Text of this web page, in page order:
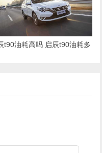
t90油耗高吗 启辰t90油耗多